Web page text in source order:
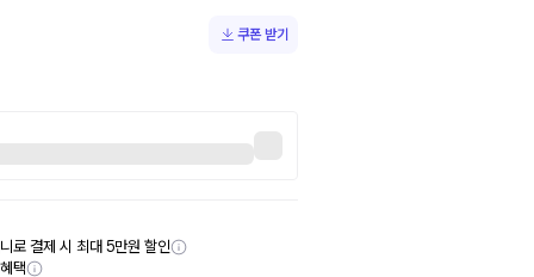
쿠폰 받기
로 결제 시 최대 5만원 할인
택